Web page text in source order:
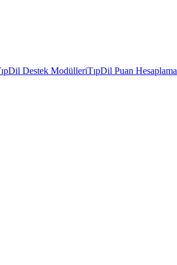
Destek ModülleriTıpDil Puan Hesaplama